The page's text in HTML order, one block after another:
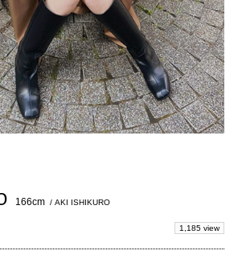
166cm / AKI ISHIKURO
1,185 view